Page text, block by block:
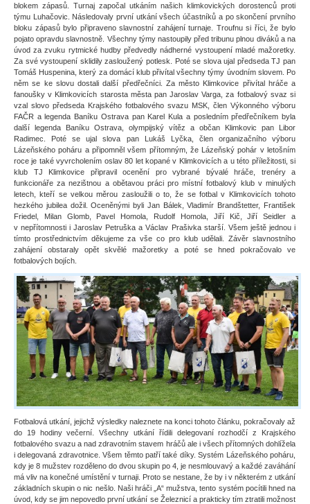
blokem zápasů. Turnaj započal utkáním našich klimkovických dorostenců proti
týmu Luhačovic. Následovaly první utkání všech účastníků a po skončení prvního
bloku zápasů bylo připraveno slavnostní zahájení turnaje. Troufnu si říci, že bylo
pojato opravdu slavnostně. Všechny týmy nastoupily před tribunu plnou diváků a na
úvod za zvuku rytmické hudby předvedly nádherné vystoupení mladé mažoretky.
Za své vystoupení sklidily zasloužený potlesk. Poté se slova ujal předseda TJ pan
Tomáš Huspenina, který za domácí klub přivítal všechny týmy úvodním slovem. Po
něm se ke slovu dostali další předřečníci. Za město Klimkovice přivítal hráče a
fanoušky v Klimkovicích starosta města pan Jaroslav Varga, za fotbalový svaz si
vzal slovo předseda Krajského fotbalového svazu MSK, člen Výkonného výboru
FAČR a legenda Baníku Ostrava pan Karel Kula a posledním předřečníkem byla
další legenda Baníku Ostrava, olympijský vítěz a občan Klimkovic pan Libor
Radimec. Poté se ujal slova pan Lukáš Lyčka, člen organizačního výboru
Lázeňského poháru a připomněl všem přítomným, že Lázeňský pohár v letošním
roce je také vyvrcholením oslav 80 let kopané v Klimkovicích a u této příležitosti, si
klub TJ Klimkovice připravil ocenění pro vybrané bývalé hráče, trenéry a
funkcionáře za nezištnou a obětavou práci pro místní fotbalový klub v minulých
letech, kteří se velkou měrou zasloužili o to, že se fotbal v Klimkovicích tohoto
hezkého jubilea dožil. Oceněnými byli Jan Bálek, Vladimír Brandštetter, František
Friedel, Milan Glomb, Pavel Homola, Rudolf Homola, Jiří Kič, Jiří Seidler a
v nepřítomnosti i Jaroslav Petruška a Václav Prašivka starší. Všem ještě jednou i
tímto prostřednictvím děkujeme za vše co pro klub udělali. Závěr slavnostního
zahájení obstaraly opět skvělé mažoretky a poté se hned pokračovalo ve
fotbalových bojích.
Fotbalová utkání, jejichž výsledky naleznete na konci tohoto článku, pokračovaly až
do 19 hodiny večerní. Všechny utkání řídili delegovaní rozhodčí z Krajského
fotbalového svazu a nad zdravotním stavem hráčů ale i všech přítomných dohlížela
i delegovaná zdravotnice. Všem těmto patří také díky. Systém Lázeňského poháru,
kdy je 8 mužstev rozděleno do dvou skupin po 4, je nesmlouvavý a každé zaváhání
má vliv na konečné umístění v turnaji. Proto se nestane, že by i v některém z utkání
základních skupin o nic nešlo. Naši hráči „A“ mužstva, tento systém pocítili hned na
úvod, kdy se jim nepovedlo první utkání se Železnicí a prakticky tím ztratili možnost